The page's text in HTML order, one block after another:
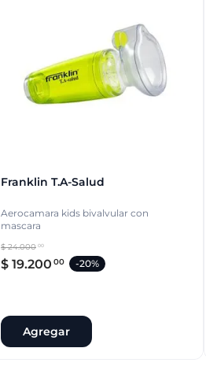
Franklin T.a-Salud
Aerocamara kids bivalvular con
mascara
$ 24.000 00
$ 19.200 00 -20%
Agregar